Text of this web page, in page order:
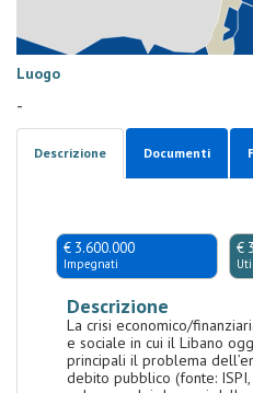
Luogo
-
Descrizione Documenti
€ 3.600.000
Impegnati
€
Descrizione
La crisi economico/
e sociale in cui il Libano
principali il problema
debito pubblico (fonte: